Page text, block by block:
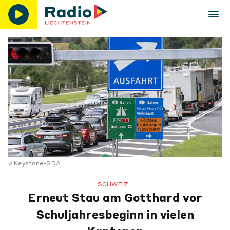
Keystone-SDA
SCHWEIZ
Erneut Stau am Gotthard vor
Schuljahresbeginn in vielen